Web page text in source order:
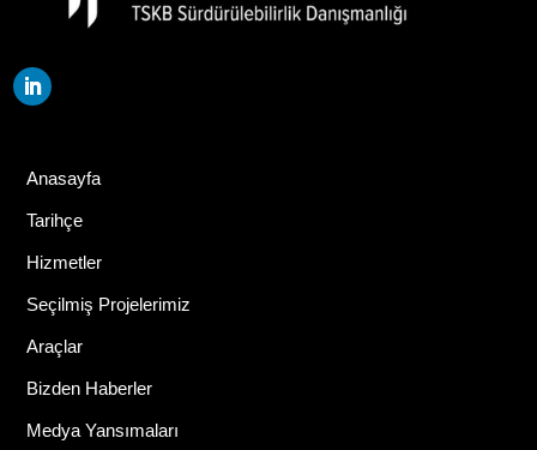
Anasayfa
Tarihçe
Hizmetler
Seçilmiş Projelerimiz
Araçlar
Bizden Haberler
Medya Yansımaları